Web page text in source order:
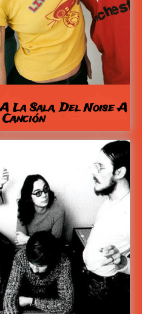
La Sala, Del Noise A